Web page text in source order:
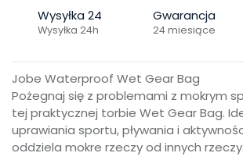
Wysyłka 24
Wysyłka 24h
Gwarancja
24 miesiące
Jobe Waterproof Wet Gear Bag
Pożegnaj się z problemami z mokrym
tej praktycznej torbie Wet Gear Bag.
uprawiania sportu, pływania i
oddziela mokre rzeczy od innych rzeczy.